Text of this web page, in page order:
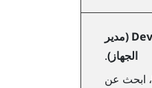
Device Manager (مدير
الجهاز).
، ابحث عن